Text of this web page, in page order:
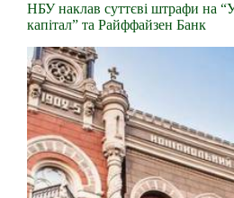
НБУ наклав суттєві штрафи на
капітал” та Райффайзен Банк